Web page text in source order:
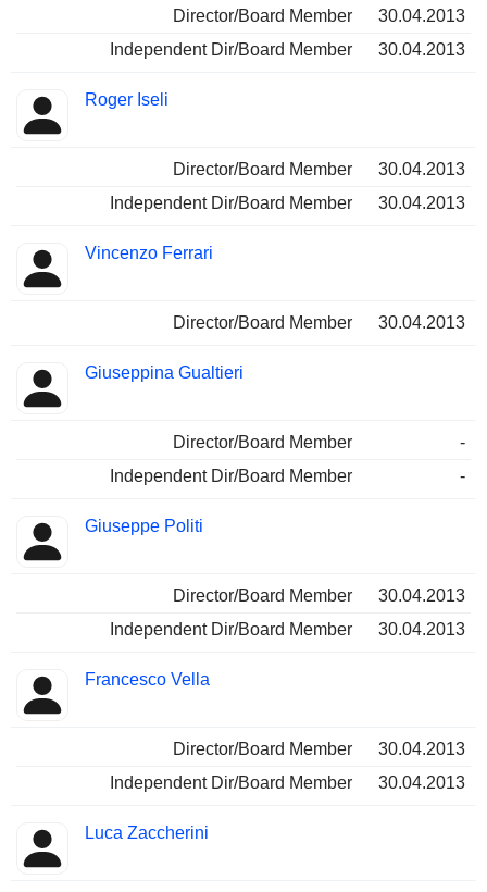
Director/Board Member
30.04.2013
Independent Dir/Board Member
30.04.2013
Roger Iseli
Director/Board Member
30.04.2013
Independent Dir/Board Member
30.04.2013
Vincenzo Ferrari
Director/Board Member 30.04.2013
Giuseppina Gualtieri
Director/Board Member
-
Independent Dir/Board Member
-
Giuseppe Politi
Director/Board Member
30.04.2013
Independent Dir/Board Member
30.04.2013
Francesco Vella
Director/Board Member
30.04.2013
Independent Dir/Board Member
30.04.2013
Luca Zaccherini